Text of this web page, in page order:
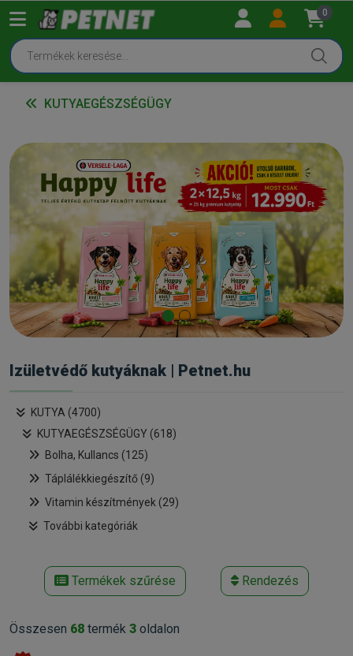
0
KUTYAEGÉSZSÉGÜGY
Izületvédő kutyáknak | Petnet.hu
KUTYA (4700)
KUTYAEGÉSZSÉGÜGY (618)
Bolha, Kullancs (125)
Táplálékkiegészítő (9)
Vitamin készítmények (29)
További kategóriák
Termékek szűrése Rendezés
Összesen 68 termék 3 oldalon